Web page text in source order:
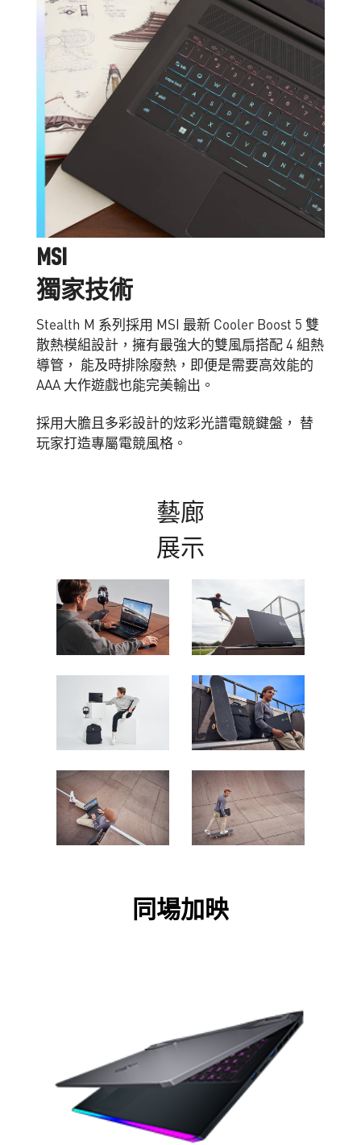
MSI
獨家技術
Stealth M 系列採用 MSI 最新 Cooler Boost 5 雙
散熱模組設計，擁有最強大的雙風扇搭配 4 組熱
導管， 能及時排除廢熱，即便是需要高效能的
AAA 大作遊戲也能完美輸出。
採用大膽且多彩設計的炫彩光譜電競鍵盤， 替
玩家打造專屬電競風格。
藝廊
展示
同場加映